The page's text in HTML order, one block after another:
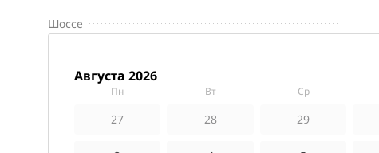
Шоссе
августа 2026
пн вт ср
27 28 29